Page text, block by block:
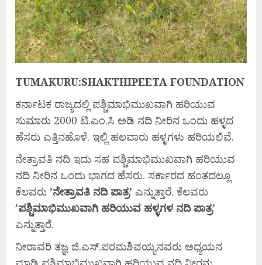
TUMAKURU:SHAKTHIPEETA FOUNDATION
ಕರ್ನಾಟಕ ರಾಜ್ಯದಲ್ಲಿ ಪಶ್ಚಿಮಾಭಿಮುಖವಾಗಿ ಹರಿಯುವ
ಸುಮಾರು 2000 ಟಿ.ಎಂ.ಸಿ ಅಡಿ ನದಿ ನೀರಿನ ಒಂದು ಹಳ್ಳದ
ಹೆಸರು ಎತ್ತಿನಹೊಳೆ. ಇಲ್ಲಿ ಹಲವಾರು ಹಳ್ಳಗಳು ಹರಿಯಲಿವೆ.
ನೇತ್ರಾವತಿ ನದಿ ಇದು ಸಹ ಪಶ್ಚಿಮಾಭಿಮುಖವಾಗಿ ಹರಿಯುವ
ನದಿ ನೀರಿನ ಒಂದು ಭಾಗದ ಹೆಸರು. ಸರ್ಕಾರದ ಹಂತದಲ್ಲೂ
ಕೆಲವರು ’ನೇತ್ರಾವತಿ ನದಿ ಪಾತ್ರ’ ಎನ್ನುತ್ತಾರೆ. ಕೆಲವರು
’ಪಶ್ಚಿಮಾಭಿಮುಖವಾಗಿ ಹರಿಯುವ ಹಳ್ಳಗಳ ನದಿ ಪಾತ್ರ’
ಎನ್ನುತ್ತಾರೆ.
ನೀರಾವರಿ ತಜ್ಞ ಜಿ.ಎಸ್.ಪರಮಶಿವಯ್ಯನವರು ಅಧ್ಯಯನ